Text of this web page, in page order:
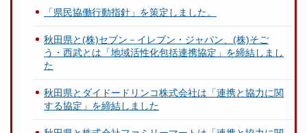
「県民協働行動指針」を策定しました。
秋田県と(株)セブン－イレブン・ジャパン、(株)そご
う・西武とは「地域活性化包括連携協定」を締結しまし
た
秋田県とダイドードリンコ株式会社は「連携と協力に関
する協定」を締結しました